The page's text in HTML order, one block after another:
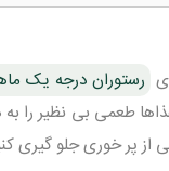
رستوران درجه یک
طعمی بی نظیر را
از پر خوری جلو گیری